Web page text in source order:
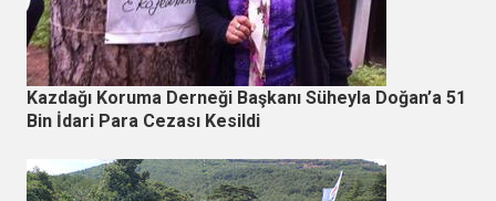
Kazdağı Koruma Derneği Başkanı Süheyla Doğan’a 51
Bin İdari Para Cezası Kesildi